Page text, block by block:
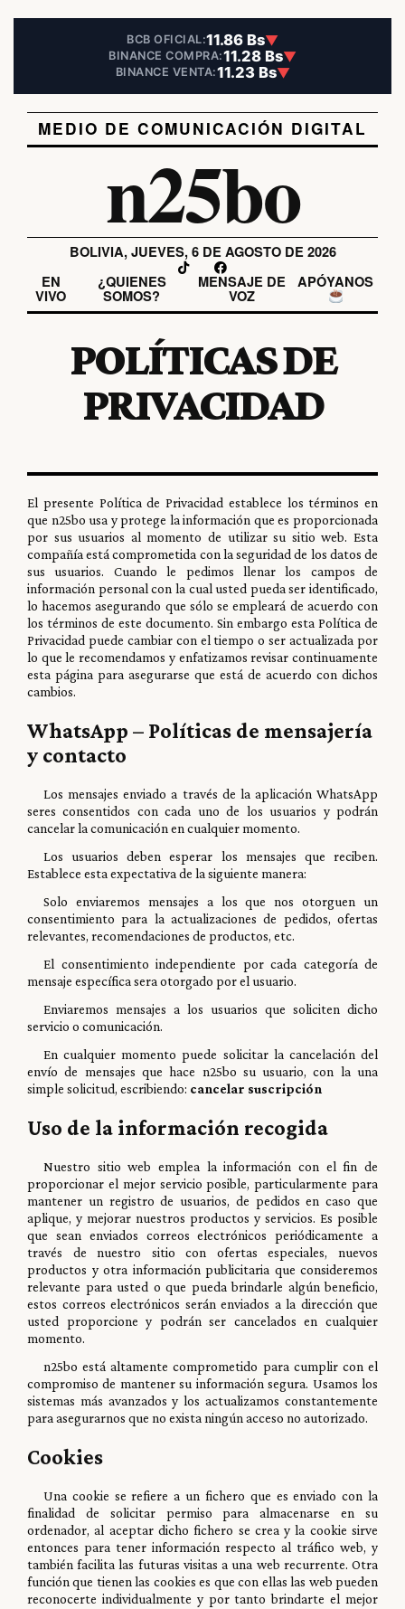
BCB OFICIAL:11.86 Bs▼
BINANCE COMPRA:11.28 Bs▼
BINANCE VENTA:11.23 Bs▼
MEDIO DE COMUNICACIÓN DIGITAL
n25bo
BOLIVIA, JUEVES, 6 DE AGOSTO DE 2026
EN
VIVO
¿QUIENES
SOMOS?
MENSAJE DE
VOZ
APÓYANOS
POLÍTICAS DE
PRIVACIDAD
El presente Política de Privacidad establece los términos en
que n25bo usa y protege la información que es proporcionada
por sus usuarios al momento de utilizar su sitio web. Esta
compañía está comprometida con la seguridad de los datos de
sus usuarios. Cuando le pedimos llenar los campos de
información personal con la cual usted pueda ser identificado,
lo hacemos asegurando que sólo se empleará de acuerdo con
los términos de este documento. Sin embargo esta Política de
Privacidad puede cambiar con el tiempo o ser actualizada por
lo que le recomendamos y enfatizamos revisar continuamente
esta página para asegurarse que está de acuerdo con dichos
cambios.
WhatsApp – Políticas de mensajería
y contacto
Los mensajes enviado a través de la aplicación WhatsApp
seres consentidos con cada uno de los usuarios y podrán
cancelar la comunicación en cualquier momento.
Los usuarios deben esperar los mensajes que reciben.
Establece esta expectativa de la siguiente manera:
Solo enviaremos mensajes a los que nos otorguen un
consentimiento para la actualizaciones de pedidos, ofertas
relevantes, recomendaciones de productos, etc.
El consentimiento independiente por cada categoría de
mensaje específica sera otorgado por el usuario.
Enviaremos mensajes a los usuarios que soliciten dicho
servicio o comunicación.
En cualquier momento puede solicitar la cancelación del
envío de mensajes que hace n25bo su usuario, con la una
simple solicitud, escribiendo: cancelar suscripción
Uso de la información recogida
Nuestro sitio web emplea la información con el fin de
proporcionar el mejor servicio posible, particularmente para
mantener un registro de usuarios, de pedidos en caso que
aplique, y mejorar nuestros productos y servicios. Es posible
que sean enviados correos electrónicos periódicamente a
través de nuestro sitio con ofertas especiales, nuevos
productos y otra información publicitaria que consideremos
relevante para usted o que pueda brindarle algún beneficio,
estos correos electrónicos serán enviados a la dirección que
usted proporcione y podrán ser cancelados en cualquier
momento.
n25bo está altamente comprometido para cumplir con el
compromiso de mantener su información segura. Usamos los
sistemas más avanzados y los actualizamos constantemente
para asegurarnos que no exista ningún acceso no autorizado.
Cookies
Una cookie se refiere a un fichero que es enviado con la
finalidad de solicitar permiso para almacenarse en su
ordenador, al aceptar dicho fichero se crea y la cookie sirve
entonces para tener información respecto al tráfico web, y
también facilita las futuras visitas a una web recurrente. Otra
función que tienen las cookies es que con ellas las web pueden
reconocerte individualmente y por tanto brindarte el mejor